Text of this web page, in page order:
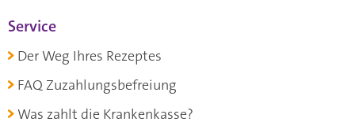
Service
Der Weg Ihres Rezeptes
FAQ Zuzahlungsbefreiung
Was zahlt die Krankenkasse?